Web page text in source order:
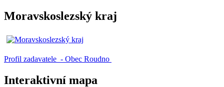
Moravskoslezský kraj
Profil zadavatele - Obec Roudno
Interaktivní mapa